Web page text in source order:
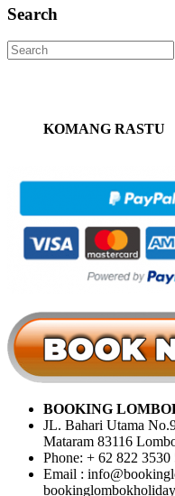
Search
KOMANG RASTU
BOOKING
JL. Bahari Utama
Mataram 83116
Phone: + 62 822
Email :